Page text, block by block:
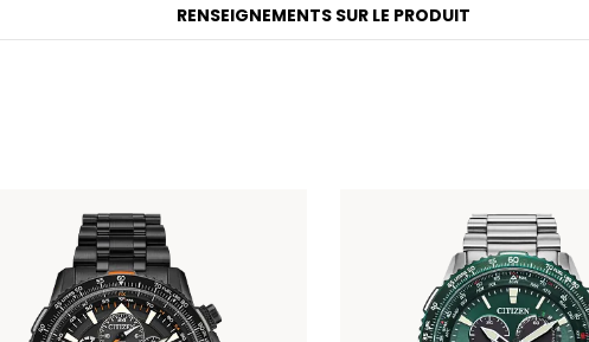
RENSEIGNEMENTS SUR LE PRODUIT